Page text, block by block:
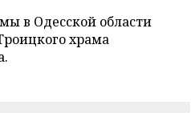
в Одесской области
храма